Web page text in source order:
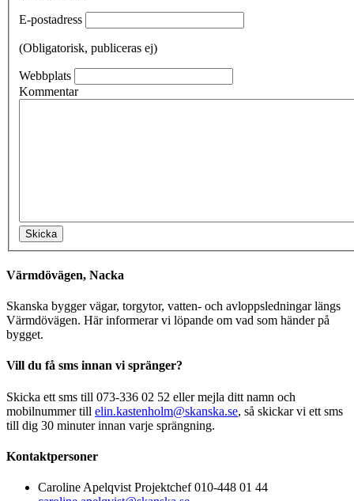
E-postadress
(Obligatorisk, publiceras ej)
Webbplats
Kommentar
Värmdövägen, Nacka
Skanska bygger vägar, torgytor, vatten- och avloppsledningar längs
Värmdövägen. Här informerar vi löpande om vad som händer på
bygget.
Vill du få sms innan vi spränger?
Skicka ett sms till 073-336 02 52 eller mejla ditt namn och
mobilnummer till elin.kastenholm@skanska.se, så skickar vi ett sms
till dig 30 minuter innan varje sprängning.
Kontaktpersoner
Caroline Apelqvist Projektchef 010-448 01 44